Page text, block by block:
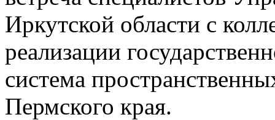
Иркутской области с
реализации
система
Пермского края.